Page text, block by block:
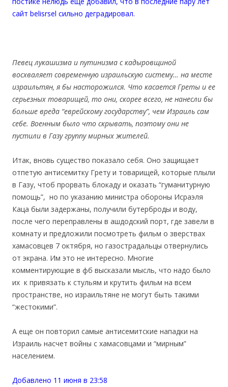
сайт belisrsel сильно деградировал.
Певец лукашизма и путинизма с кадыровщиной
восхваляет современную израильскую систему… на месте
израильтян, я бы насторожился. Что касается Греты и ее
серьезных товарищей, то они, скорее всего, не нанесли бы
больше вреда “еврейскому государству”, чем Израиль сам
себе. Военным было что скрывать, поэтому они не
пустили в Газу группу мирных жителей.
Итак, вновь существо показало себя. Оно защищает
отпетую антисемитку Грету и товарищей, которые плыли
в Газу, чтоб прорвать блокаду и оказать “гуманитурную
помощь”, но по указанию министра обороны Исраэля
Каца были задержаны, получили бутерброды и воду,
после чего переправлены в ашдодский порт, где завели в
комнату и предложили посмотреть фильм о зверствах
хамасовцев 7 октября, но газострадальцы отвернулись
от экрана. Им это не интересно. Многие
комментирующие в фб высказали мысль, что надо было
их к привязать к стульям и крутить фильм на всем
пространстве, но израильтяне не могут быть такими
“жестокими”.
А еще он повторил самые антисемитские нападки на
Израиль насчет войны с хамасовцами и “мирным”
населением.
Добавлено 11 июня в 23:58